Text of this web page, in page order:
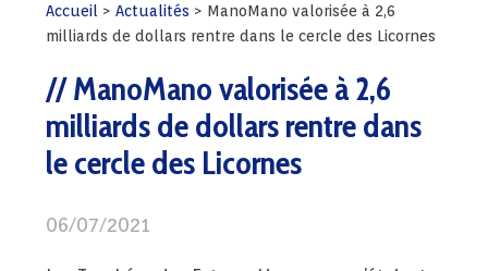
Accueil >Actualités > ManoMano valorisée à 2,6
milliards de dollars rentre dans le cercle des Licornes
ManoMano valorisée à 2,6
milliards de dollars rentre dans
le cercle des Licornes
06/07/2021